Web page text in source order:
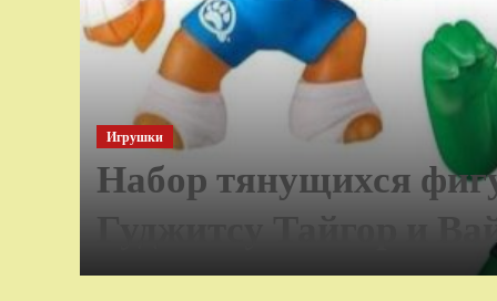
Игрушки
Набор тянущихся
Гуджитсу Тайгор и